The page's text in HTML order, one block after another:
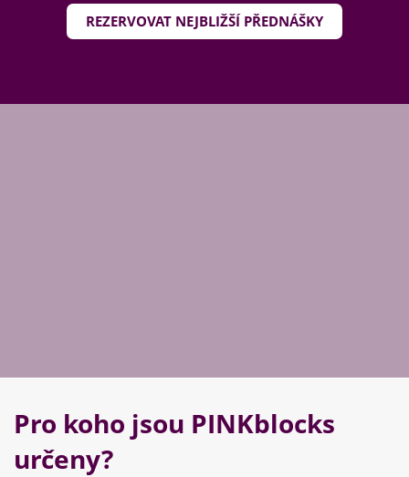
REZERVOVAT NEJBLIŽŠÍ PŘEDNÁŠKY
Pro koho jsou PINKblocks
určeny?